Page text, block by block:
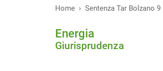
Home Sentenza Tar Bolzano
Energia
Giurisprudenza